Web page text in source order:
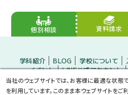
個別相談 資料請求
学科紹介 BLOG 学校について
イベント
LINE公式アカウント
入学をお考えの方
保護者
小・中学生のみなさんへ
プライバシ
当社のウェブサイトでは、お客様に最適な状態
を利用しています。このまま本ウェブサイトを